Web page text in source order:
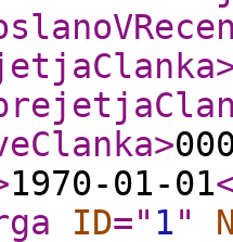
>
1970-01-01
ID=" 1"